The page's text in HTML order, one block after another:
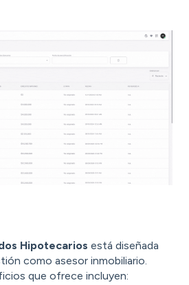
Hipotecarios está diseñada
como asesor inmobiliario.
que ofrece incluyen: